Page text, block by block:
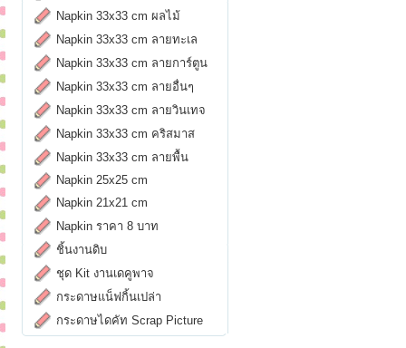
Napkin 33x33 cm ผลไม้
Napkin 33x33 cm ลายทะเล
Napkin 33x33 cm ลายการ์ตูน
Napkin 33x33 cm ลายอื่นๆ
Napkin 33x33 cm ลายวินเทจ
Napkin 33x33 cm คริสมาส
Napkin 33x33 cm ลายพื้น
Napkin 25x25 cm
Napkin 21x21 cm
Napkin ราคา 8 บาท
ชิ้นงานดิบ
ชุด Kit งานเดคูพาจ
กระดาษแน็ฟกิ้นเปล่า
กระดาษไดคัท Scrap Picture